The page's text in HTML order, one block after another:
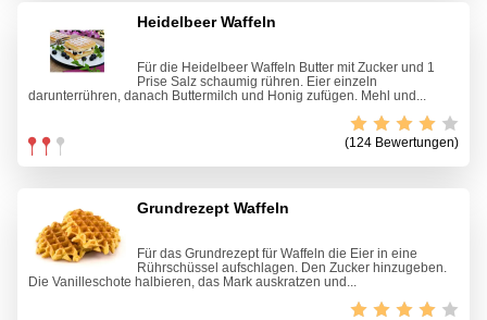
Heidelbeer Waffeln
Für die Heidelbeer Waffeln Butter mit Zucker und 1
Prise Salz schaumig rühren. Eier einzeln
darunterrühren, danach Buttermilch und Honig zufügen. Mehl und...
(124 Bewertungen)
Grundrezept Waffeln
Für das Grundrezept für Waffeln die Eier in eine
Rührschüssel aufschlagen. Den Zucker hinzugeben.
Die Vanilleschote halbieren, das Mark auskratzen und...